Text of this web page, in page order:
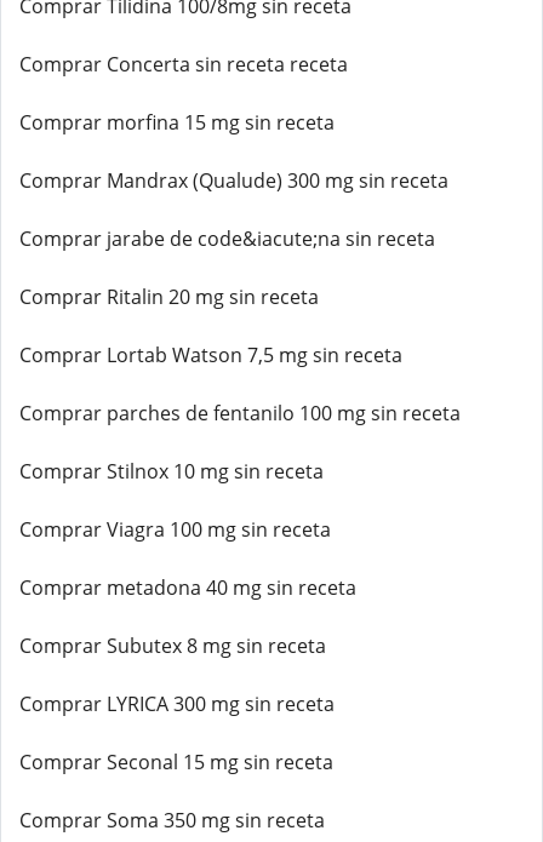
Comprar Tilidina 100/8mg sin receta
Comprar Concerta sin receta receta
Comprar morfina 15 mg sin receta
Comprar Mandrax (Qualude) 300 mg sin receta
Comprar jarabe de code&iacute;na sin receta
Comprar Ritalin 20 mg sin receta
Comprar Lortab Watson 7,5 mg sin receta
Comprar parches de fentanilo 100 mg sin receta
Comprar Stilnox 10 mg sin receta
Comprar Viagra 100 mg sin receta
Comprar metadona 40 mg sin receta
Comprar Subutex 8 mg sin receta
Comprar LYRICA 300 mg sin receta
Comprar Seconal 15 mg sin receta
Comprar Soma 350 mg sin receta